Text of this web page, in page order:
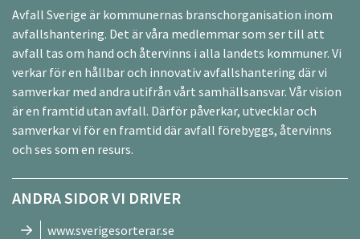
Avfall Sverige är kommunernas branschorganisation inom
avfallshantering. Det är våra medlemmar som ser till att
avfall tas om hand och återvinns i alla landets kommuner. Vi
verkar för en hållbar och innovativ avfallshantering där vi
samverkar med andra utifrån vårt samhällsansvar. Vår vision
är en framtid utan avfall. Därför påverkar, utvecklar och
samverkar vi för en framtid där avfall förebyggs, återvinns
och ses som en resurs.
ANDRA SIDOR VI DRIVER
www.sverigesorterar.se